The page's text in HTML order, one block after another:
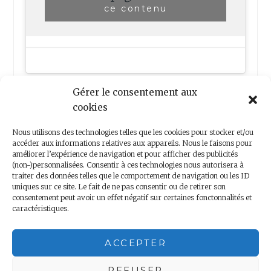
Gérer le consentement aux
cookies
Nous utilisons des technologies telles que les cookies pour stocker et/ou
accéder aux informations relatives aux appareils. Nous le faisons pour
améliorer l’expérience de navigation et pour afficher des publicités
(non-)personnalisées. Consentir à ces technologies nous autorisera à
traiter des données telles que le comportement de navigation ou les ID
uniques sur ce site. Le fait de ne pas consentir ou de retirer son
consentement peut avoir un effet négatif sur certaines fonctonnalités et
caractéristiques.
ACCEPTER
ce contenu
Nous contacter